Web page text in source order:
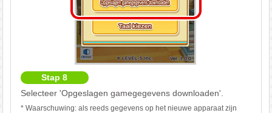
Stap 8
Selecteer 'Opgeslagen gamegegevens downloaden'.
* Waarschuwing: als reeds gegevens op het nieuwe apparaat zijn